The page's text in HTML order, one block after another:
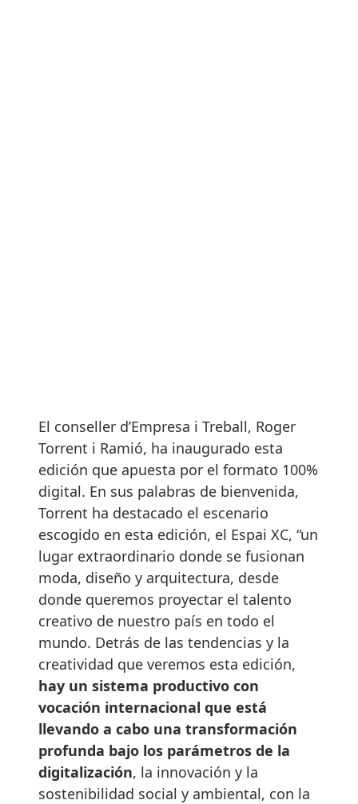
El conseller d’Empresa i Treball, Roger
Torrent i Ramió, ha inaugurado esta
edición que apuesta por el formato 100%
digital. En sus palabras de bienvenida,
Torrent ha destacado el escenario
escogido en esta edición, el Espai XC, “un
lugar extraordinario donde se fusionan
moda, diseño y arquitectura, desde
donde queremos proyectar el talento
creativo de nuestro país en todo el
mundo. Detrás de las tendencias y la
creatividad que veremos esta edición,
hay un sistema productivo con
vocación internacional que está
llevando a cabo una transformación
profunda bajo los parámetros de la
digitalización, la innovación y la
sostenibilidad social y ambiental, con la